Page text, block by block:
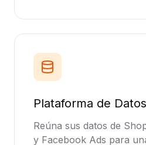
Plataforma de
Reúna sus datos de
y Facebook Ads para